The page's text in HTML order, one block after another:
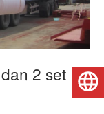
2 set
Bahasa Indonesia